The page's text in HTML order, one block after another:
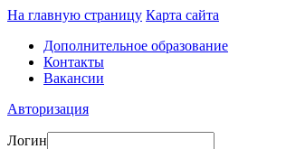
На главную страницу Карта сайта
Дополнительное образование
Контакты
Вакансии
Авторизация
Логин